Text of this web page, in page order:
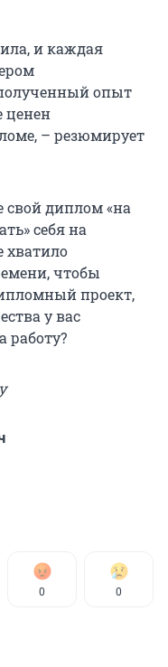
и каждая
опыт
ценен
– резюмирует
свой диплом «на
себя на
хватило
чтобы
проект,
у вас
работу?
0 0